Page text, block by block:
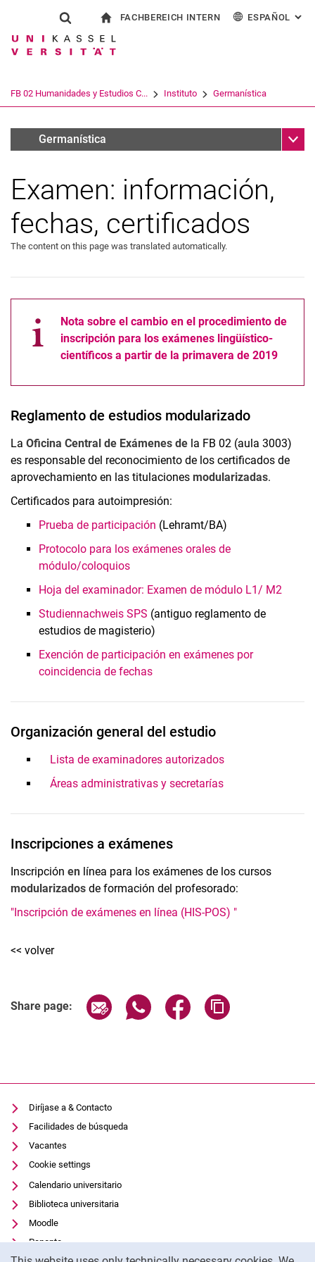
Jump directly to: content
Jump directly to: search
Jump directly to: main
Show search form
Search term
Search (opens an external link in a
FACHBEREICH INTERN ESPAÑOL :
FB 02 Humanidades y Estudios C... Instituto Germanística
Informationen für Student:innen
Germanística Sub
Examen: información,
fechas, certificados
The content on this page was translated automatically.
Nota sobre el cambio en el procedimiento de
inscripción para los exámenes lingüístico-
científicos a partir de la primavera de 2019
Reglamento de estudios modularizado
La Oficina Central de Exámenes de la FB 02 (aula 3003)
es responsable del reconocimiento de los certificados de
aprovechamiento en las titulaciones modularizadas.
Certificados para autoimpresión:
Prueba de participación (Lehramt/BA)
Protocolo para los exámenes orales de
módulo/coloquios
Hoja del examinador: Examen de módulo L1/ M2
Studiennachweis SPS (antiguo reglamento de
estudios de magisterio)
Exención de participación en exámenes por
coincidencia de fechas
Organización general del estudio
Lista de examinadores autorizados
Áreas administrativas y secretarías
Inscripciones a exámenes
Inscripción en línea para los exámenes de los cursos
modularizados de formación del profesorado:
"Inscripción de exámenes en línea (HIS-POS) "
<< volver
Share page: Share page via email
Share page via WhatsApp
Share page via
Diríjase a & Contacto
Facilidades de búsqueda
Vacantes
Cookie settings
Calendario universitario
Biblioteca universitaria
Moodle
Panopto